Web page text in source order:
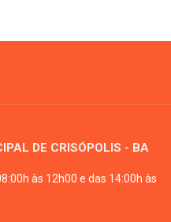
DE CRISÓPOLIS - BA
às 12h00 e das 14:00h às